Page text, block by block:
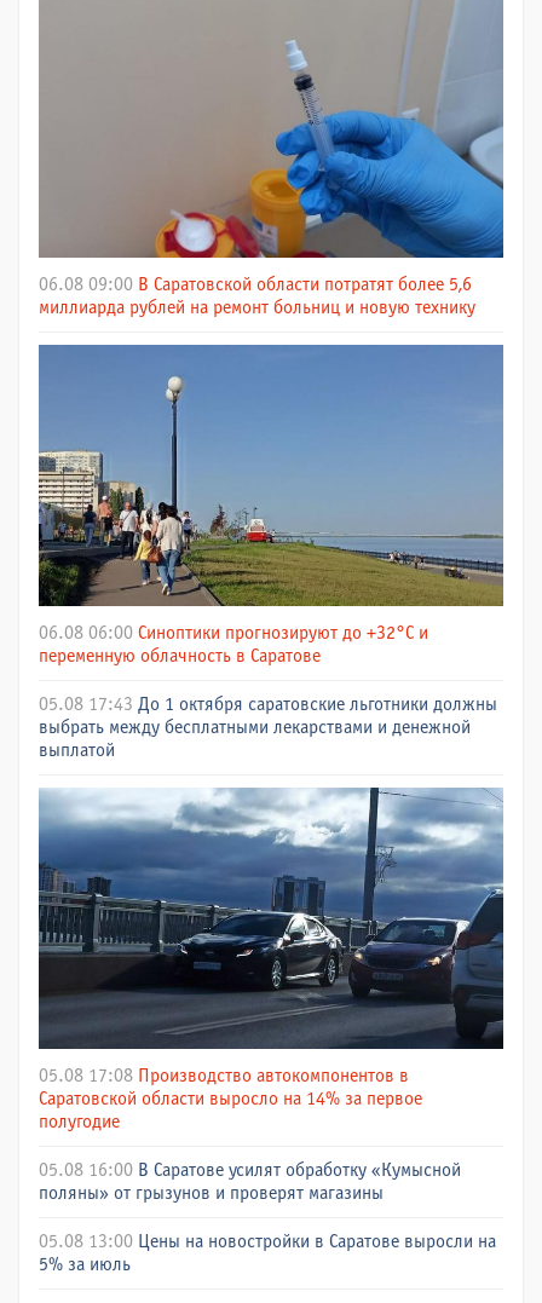
06.08 09:00 В Саратовской области потратят более 5,6
миллиарда рублей на ремонт больниц и новую технику
06.08 06:00 Синоптики прогнозируют до +32°C и
переменную облачность в Саратове
05.08 17:43 До 1 октября саратовские льготники должны
выбрать между бесплатными лекарствами и денежной
выплатой
05.08 17:08 Производство автокомпонентов в
Саратовской области выросло на 14% за первое
полугодие
05.08 16:00 В Саратове усилят обработку «Кумысной
поляны» от грызунов и проверят магазины
05.08 13:00
Цены на новостройки в Саратове выросли на
5% за июль